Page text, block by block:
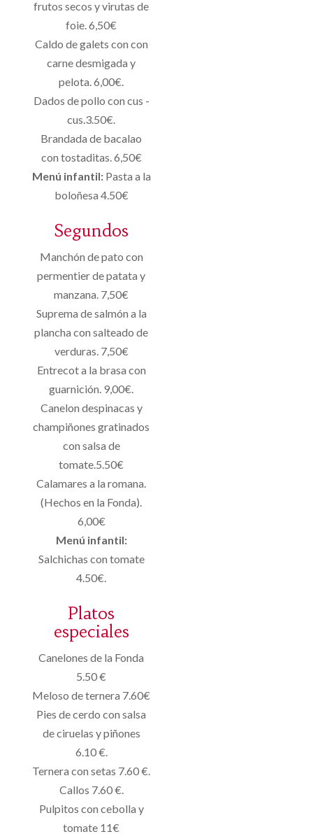
frutos secos y virutas de
foie. 6,50€
Caldo de galets con con
carne desmigada y
pelota. 6,00€.
Dados de pollo con cus -
cus.3.50€.
Brandada de bacalao
con tostaditas. 6,50€
Menú infantil:Pasta a la
boloñesa 4.50€
Segundos
Manchón de pato con
permentier de patata y
manzana. 7,50€
Suprema de salmón a la
plancha con salteado de
verduras. 7,50€
Entrecot a la brasa con
guarnición. 9,00€.
Canelon despinacas y
champiñones gratinados
con salsa de
tomate.5.50€
Calamares a la romana.
(Hechos en la Fonda).
6,00€
Menú infantil:
Salchichas con tomate
4.50€.
Platos
especiales
Canelones de la Fonda
5.50 €
Meloso de ternera 7.60€
Pies de cerdo con salsa
de ciruelas y piñones
6.10 €.
Ternera con setas 7.60 €.
Callos 7.60 €.
Pulpitos con cebolla y
tomate 11€